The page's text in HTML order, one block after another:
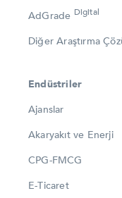
AdGrade Digital
Diğer Araştırma
Endüstriler
Ajanslar
Akaryakıt ve Enerji
CPG-FMCG
E-Ticaret